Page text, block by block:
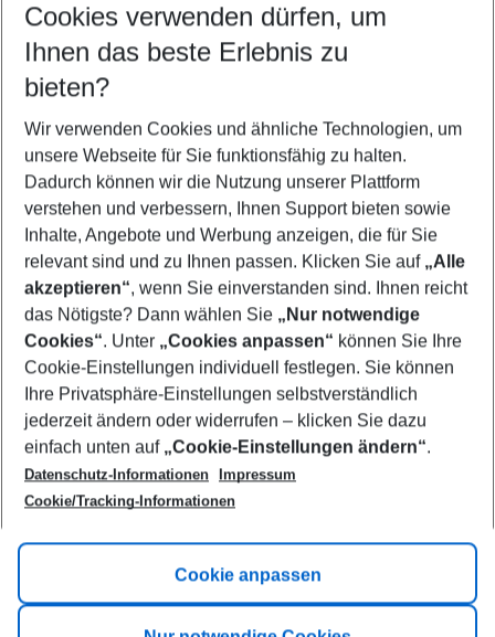
Customize your offer
Find the perfect deal which suits your best
Your departure airport
Any airport
Select your date range
10/08/26–08/08/27 5-8 nights
Who will travel
2 adults No children
Show more filter
Footer
Footer navigation
Title A
Link A
Cookies verwenden dürfen, um
Ihnen das beste Erlebnis zu
bieten?
Wir verwenden Cookies und ähnliche Technologien, um
unsere Webseite für Sie funktionsfähig zu halten.
Dadurch können wir die Nutzung unserer Plattform
verstehen und verbessern, Ihnen Support bieten sowie
Inhalte, Angebote und Werbung anzeigen, die für Sie
relevant sind und zu Ihnen passen. Klicken Sie auf „Alle
akzeptieren“, wenn Sie einverstanden sind. Ihnen reicht
das Nötigste? Dann wählen Sie „Nur notwendige
Cookies“. Unter „Cookies anpassen“ können Sie Ihre
Cookie-Einstellungen individuell festlegen. Sie können
Ihre Privatsphäre-Einstellungen selbstverständlich
jederzeit ändern oder widerrufen – klicken Sie dazu
einfach unten auf „Cookie-Einstellungen ändern“.
Datenschutz-Informationen
Impressum
Cookie/Tracking-Informationen
Cookie anpassen